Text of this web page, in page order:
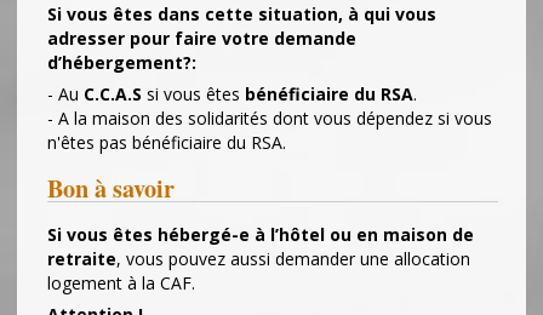
Si vous êtes dans cette situation, à qui vous
adresser pour faire votre demande
d’hébergement?:
- Au C.C.A.S si vous êtes bénéficiaire du RSA.
- A la maison des solidarités dont vous dépendez si vous
n'êtes pas bénéficiaire du RSA.
Bon à savoir
Si vous êtes hébergé-e à l’hôtel ou en maison de
retraite, vous pouvez aussi demander une allocation
logement à la CAF.